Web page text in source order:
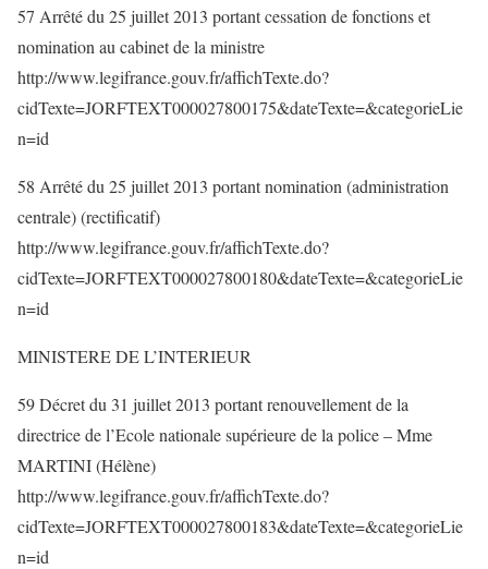
57 Arrêté du 25 juillet 2013 portant cessation de fonctions et
nomination au cabinet de la ministre
http://www.legifrance.gouv.fr/affichTexte.do?
cidTexte=JORFTEXT000027800175&dateTexte=&categorieLie
n=id
58 Arrêté du 25 juillet 2013 portant nomination (administration
centrale) (rectificatif)
http://www.legifrance.gouv.fr/affichTexte.do?
cidTexte=JORFTEXT000027800180&dateTexte=&categorieLie
n=id
MINISTERE DE L’INTERIEUR
59 Décret du 31 juillet 2013 portant renouvellement de la
directrice de l’Ecole nationale supérieure de la police – Mme
MARTINI (Hélène)
http://www.legifrance.gouv.fr/affichTexte.do?
cidTexte=JORFTEXT000027800183&dateTexte=&categorieLie
n=id